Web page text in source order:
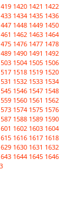
1420 1421 1422
1434 1435 1436
1448 1449 1450
1462 1463 1464
1476 1477 1478
1490 1491 1492
1504 1505 1506
1518 1519 1520
1532 1533 1534
1546 1547 1548
1560 1561 1562
1574 1575 1576
1588 1589 1590
1602 1603 1604
1616 1617 1618
1630 1631 1632
1644 1645 1646